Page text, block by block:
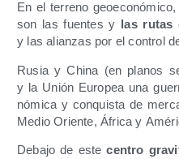
En el terreno
son las fuen­tes y las rutas
y las alian­zas por el con­trol
Rusia y Chi­na (en pla­nos
y la Unión Euro­pea una
nó­mi­ca y con­quis­ta de
Medio Orien­te, Áfri­ca y
Deba­jo de estecen­tro